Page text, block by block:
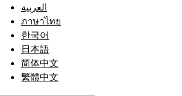
العربية
ภาษาไทย
한국어
日本語
简体中文
繁體中文